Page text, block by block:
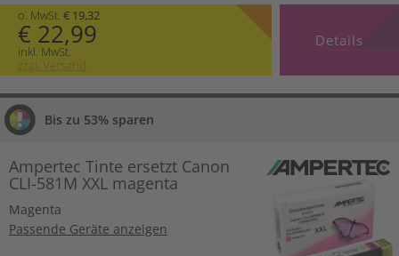
o. MwSt. € 19,32
€ 22,99
inkl. MwSt.
zzgl. Versand
Details
Bis zu 53% sparen
Ampertec Tinte ersetzt Canon
CLI-581M XXL magenta
Magenta
Passende Geräte anzeigen